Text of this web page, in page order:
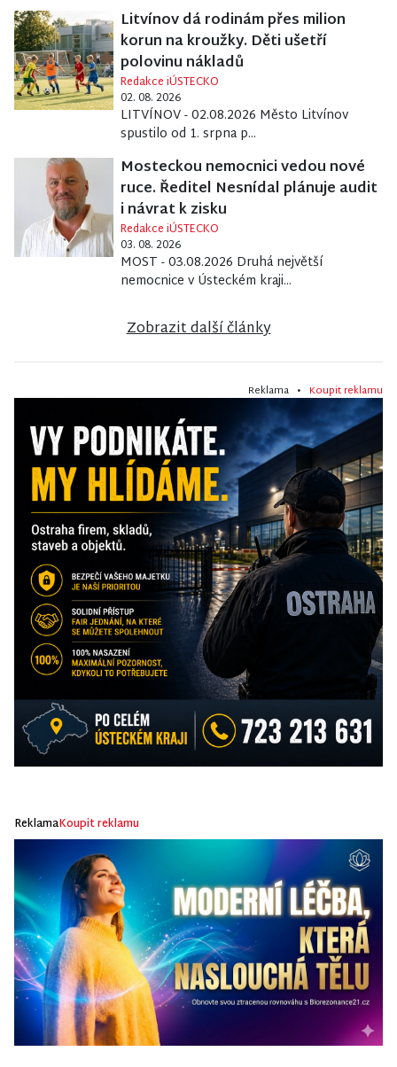
Litvínov dá rodinám přes milion
korun na kroužky. Děti ušetří
polovinu nákladů
Redakce iÚSTECKO
02. 08. 2026
LITVÍNOV - 02.08.2026 Město Litvínov
spustilo od 1. srpna p...
Mosteckou nemocnici vedou nové
ruce. Ředitel Nesnídal plánuje audit
i návrat k zisku
Redakce iÚSTECKO
03. 08. 2026
MOST - 03.08.2026 Druhá největší
nemocnice v Ústeckém kraji...
Zobrazit další články
Reklama • Koupit reklamu
ReklamaKoupit reklamu